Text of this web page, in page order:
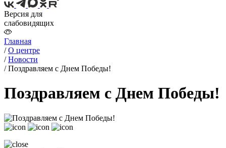
Версия для
слабовидящих
Главная
/О центре
/Новости
/Поздравляем с Днем Победы!
Поздравляем с Днем Победы!